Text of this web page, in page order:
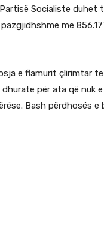
Socialiste
me
e flamurit çlirimtar
për ata që nuk
Bash përdhosës e